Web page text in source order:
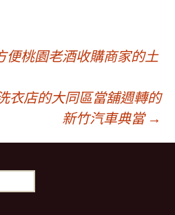
便桃園老酒收購商家的土
衣店的大同區當舖週轉的
新竹汽車典當 →